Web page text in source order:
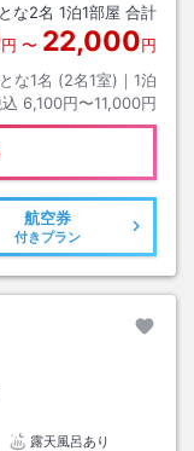
な2名 1泊1部屋 合計
円 〜 22,000円
な1名 (2名1室)｜ 1泊
6,100円〜11,000円
航空券
付きプラン
露天風呂あり